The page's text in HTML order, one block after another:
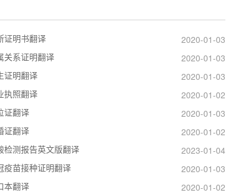
证明书翻译
2020-01-03
关系证明翻译
2020-01-03
证明翻译
2020-01-03
执照翻译
2020-01-02
证翻译
2020-01-03
证翻译
2020-01-02
检测报告英文版翻译
2023-01-04
疫苗接种证明翻译
2020-01-03
本翻译 2020-01-02